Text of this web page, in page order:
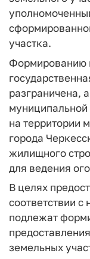
участка.
Формированию
разграничена,
на территории
города
жилищного
для ведения
В целях
соответствии
подлежат
земельных